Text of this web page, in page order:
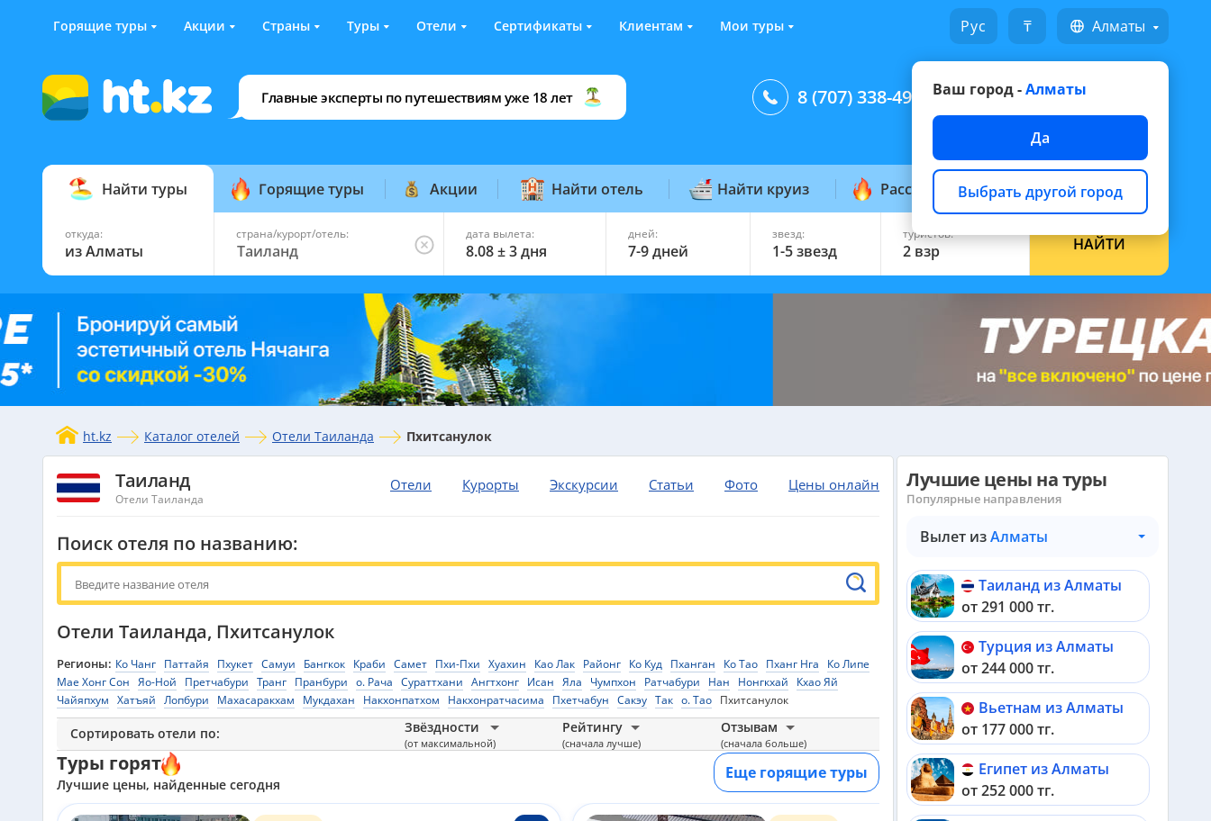
Горящие туры Акции Страны Туры Отели Сертификаты Клиентам Мои туры Русский ₸ Алматы
Ваш город -Алматы
Да
Выбрать другой город
Главные эксперты по путешествиям уже 18 лет 8 (707) 338-49-49 Написать на WhatsApp
Найти туры Горящие туры Акции Найти отель Найти круиз Рассылка горящих
откуда:
из Алматы
страна/курорт/отель: дата вылета:
8.08 ± 3 дня
дней:
7-9 дней
звезд:
1-5 звезд
туристов:
2 взр НАЙТИ
ht.kz Каталог отелей Отели Таиланда Пхитсанулок
Отели Курорты Экскурсии Статьи Фото Цены онлайн
Таиланд
Отели Таиланда
Поиск отеля по названию:
Отели Таиланда, Пхитсанулок
Регионы: Ко Чанг Паттайя Пхукет Самуи Бангкок Краби Самет Пхи-Пхи Хуахин Као Лак Районг Ко Куд Пханган Ко Тао Пханг Нга
Ко Липе
Мае Хонг Сон Яо-Ной Претчабури Транг Пранбури о. Рача Сураттхани Ангтхонг Исан Яла Чумпхон Ратчабури Нан Нонгкхай
Кхао Яй
Чайяпхум Хатъяй Лопбури Махасаракхам Мукдахан Накхонпатхом Накхонратчасима Пхетчабун Сакэу Так о. Тао Пхитсанулок
Сортировать отели по: Звёздности
(от максимальной)
Рейтингу
(сначала лучше)
Отзывам
(сначала больше)
Туры горят
Лучшие цены, найденные сегодня
Еще горящие туры
Лучшие цены на туры
Популярные направления
Вылет изАлматы
Таиланд из Алматы
от 291 000 тг.
Турция из Алматы
от 244 000 тг.
Вьетнам из Алматы
от 177 000 тг.
Египет из Алматы
от 252 000 тг.